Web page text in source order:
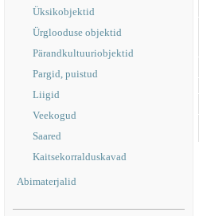
Üksikobjektid
Ürglooduse objektid
Pärandkultuuriobjektid
Pargid, puistud
Liigid
Veekogud
Saared
Kaitsekorralduskavad
Abimaterjalid